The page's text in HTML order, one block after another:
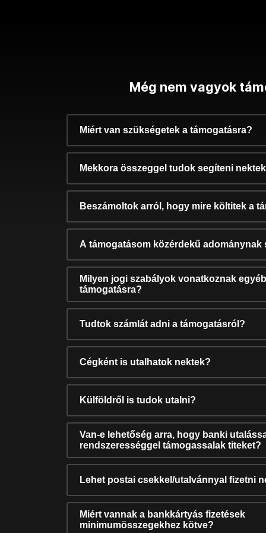
Még nem vagyok
Miért van szükségetek a támogatásra?
Mekkora összeggel tudok segíteni
Beszámoltok arról, hogy mire költitek a
A támogatásom közérdekű adománynak
Milyen jogi szabályok vonatkoznak
támogatásra?
Tudtok számlát adni a támogatásról?
Cégként is utalhatok nektek?
Külföldről is tudok utalni?
Van-e lehetőség arra, hogy banki
rendszerességgel támogassalak titeket?
Lehet postai csekkel/utalvánnyal fizetni
Miért vannak a bankkártyás fizetések
minimumösszegekhez kötve?